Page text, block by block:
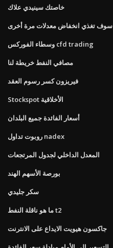
خاصتك سينيدي علاك
سوف تغذي انخفاض معدلات مرة أخرى
وسطاء الفوركس cfd trading
مصافي النفط خريطة لنا
فيريزون كسر رسوم العقد
Stockspot الأخلاقية
أسعار الفائدة جميع البلدان
روبوت تداول nadex
المعدل الداخلي لجدول المرتجعات
بورصة الأسهم الهند
سكر جليدي
ما هو ناقلة النفط t2
جاكسون هيويت الايداع على الانترنت